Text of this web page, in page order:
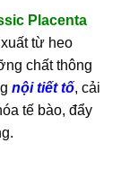
Placenta
từ heo
chất thông
nội tiết tố, cải
tế bào, đẩy